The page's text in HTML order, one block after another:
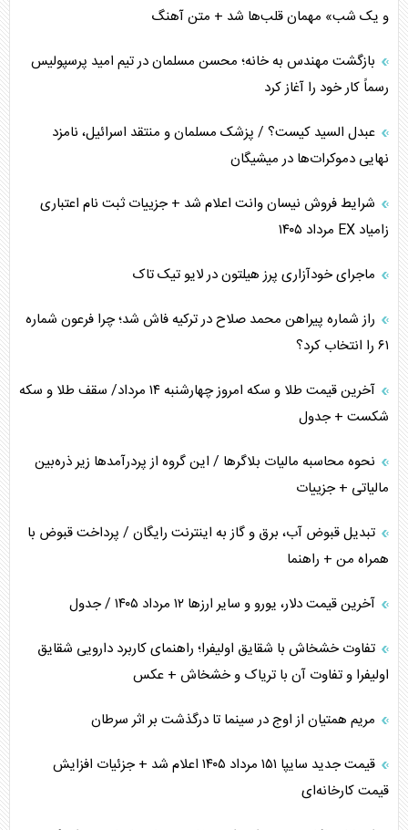
اوکراین بازوی مخرب آمریکا در غرب آسیا
اهمیت راهبردی اردن برای آمریکا
پیام، ظرفیت بالفعل‌نشده تجارت ایران
همسویی عربستان با سنتکام علیه متحدان ایران
ترامپ و توهم خلع سلاح حماس
چرا کویت به دنبال شریک امنیتی جدید است؟
اعتراف غرب به قدرت ایران در تثبیت معادلات
خطای راهبردی ترامپ مقابل برزیل
و یک شب» مهمان قلب‌ها شد + متن آهنگ
بازگشت مهندس به خانه؛ محسن مسلمان در تیم امید پرسپولیس
رسماً کار خود را آغاز کرد
عبدل السید کیست؟ / پزشک مسلمان و منتقد اسرائیل، نامزد
نهایی دموکرات‌ها در میشیگان
شرایط فروش نیسان وانت اعلام شد + جزییات ثبت نام اعتباری
زامیاد EX مرداد ۱۴۰۵
ماجرای خودآزاری پرز هیلتون در لایو تیک تاک
راز شماره پیراهن محمد صلاح در ترکیه فاش شد؛ چرا فرعون شماره
۶۱ را انتخاب کرد؟
آخرین قیمت طلا و سکه امروز چهارشنبه ۱۴ مرداد/ سقف طلا و سکه
شکست + جدول
نحوه محاسبه مالیات بلاگر‌ها / این گروه از پردرآمد‌ها زیر ذره‌بین
مالیاتی + جزییات
تبدیل قبوض آب، برق و گاز به اینترنت رایگان / پرداخت قبوض با
همراه من + راهنما
آخرین قیمت دلار، یورو و سایر ارز‌ها ۱۲ مرداد ۱۴۰۵ / جدول
تفاوت خشخاش با شقایق اولیفرا؛ راهنمای کاربرد دارویی شقایق
اولیفرا و تفاوت آن با تریاک و خشخاش + عکس
مریم همتیان از اوج در سینما تا درگذشت بر اثر سرطان
قیمت جدید سایپا ۱۵۱ مرداد ۱۴۰۵ اعلام شد + جزئیات افزایش
قیمت کارخانه‌ای